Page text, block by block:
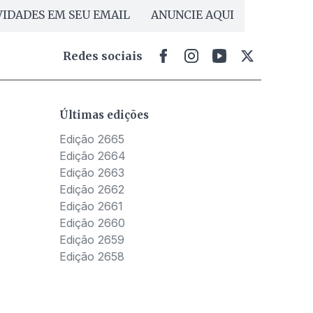
EM SEU EMAIL ANUNCIE AQUI
Redes sociais
Últimas edições
Edição 2665
Edição 2664
Edição 2663
Edição 2662
Edição 2661
Edição 2660
Edição 2659
Edição 2658